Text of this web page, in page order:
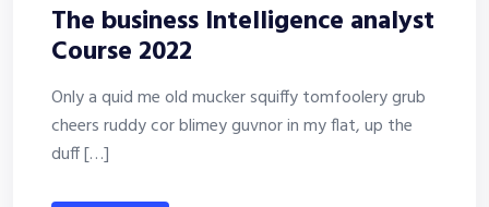
The business Intelligence analyst
Course 2022
Only a quid me old mucker squiffy tomfoolery grub
cheers ruddy cor blimey guvnor in my flat, up the
duff […]